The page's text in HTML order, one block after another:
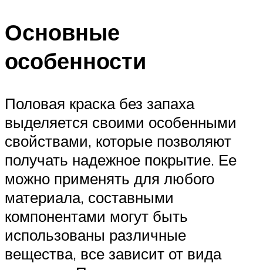
Основные
особенности
Половая краска без запаха
выделяется своими особенными
свойствами, которые позволяют
получать надежное покрытие. Ее
можно применять для любого
материала, составными
компонентами могут быть
использованы различные
вещества, все зависит от вида